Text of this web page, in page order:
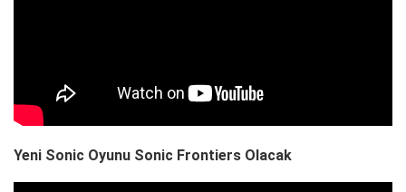
Yeni Sonic Oyunu Sonic Frontiers Olacak